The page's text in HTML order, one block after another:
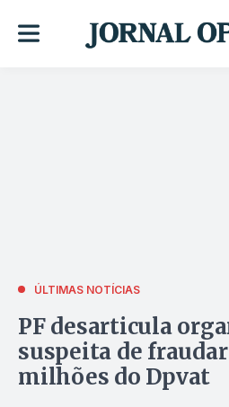
ÚLTIMAS NOTÍCIAS
PF desarticula
suspeita de
milhões do Dpvat